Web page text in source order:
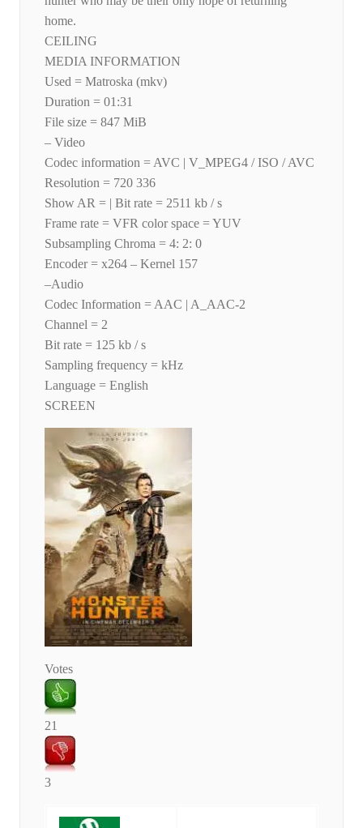
home.
CEILING
MEDIA INFORMATION
Used = Matroska (mkv)
Duration = 01:31
File size = 847 MiB
– Video
Codec information = AVC | V_MPEG4 / ISO / AVC
Resolution = 720 336
Show AR = | Bit rate = 2511 kb / s
Frame rate = VFR color space = YUV
Subsampling Chroma = 4: 2: 0
Encoder = x264 – Kernel 157
–Audio
Codec Information = AAC | A_AAC-2
Channel = 2
Bit rate = 125 kb / s
Sampling frequency = kHz
Language = English
SCREEN
Votes
21
3